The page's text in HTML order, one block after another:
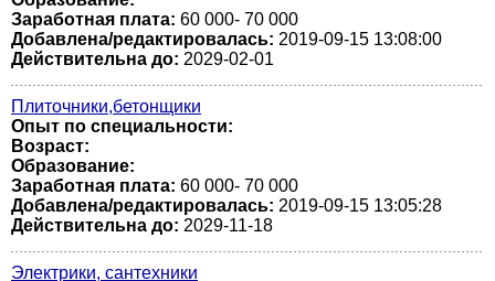
Заработная плата: 60 000- 70 000
Добавлена/редактировалась: 2019-09-15 13:08:00
Действительна до: 2029-02-01
Плиточники,бетонщики
Опыт по специальности:
Возраст:
Образование:
Заработная плата: 60 000- 70 000
Добавлена/редактировалась: 2019-09-15 13:05:28
Действительна до: 2029-11-18
Электрики, сантехники